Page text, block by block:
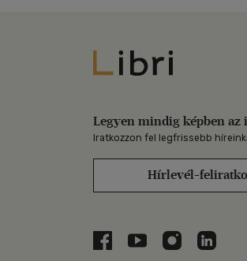
Libri
Legyen mindig képben
Iratkozzon fel legfrissebb
Hírlevél-
Libri a Facebookon
Libri a Youtube-
Libri azLibri